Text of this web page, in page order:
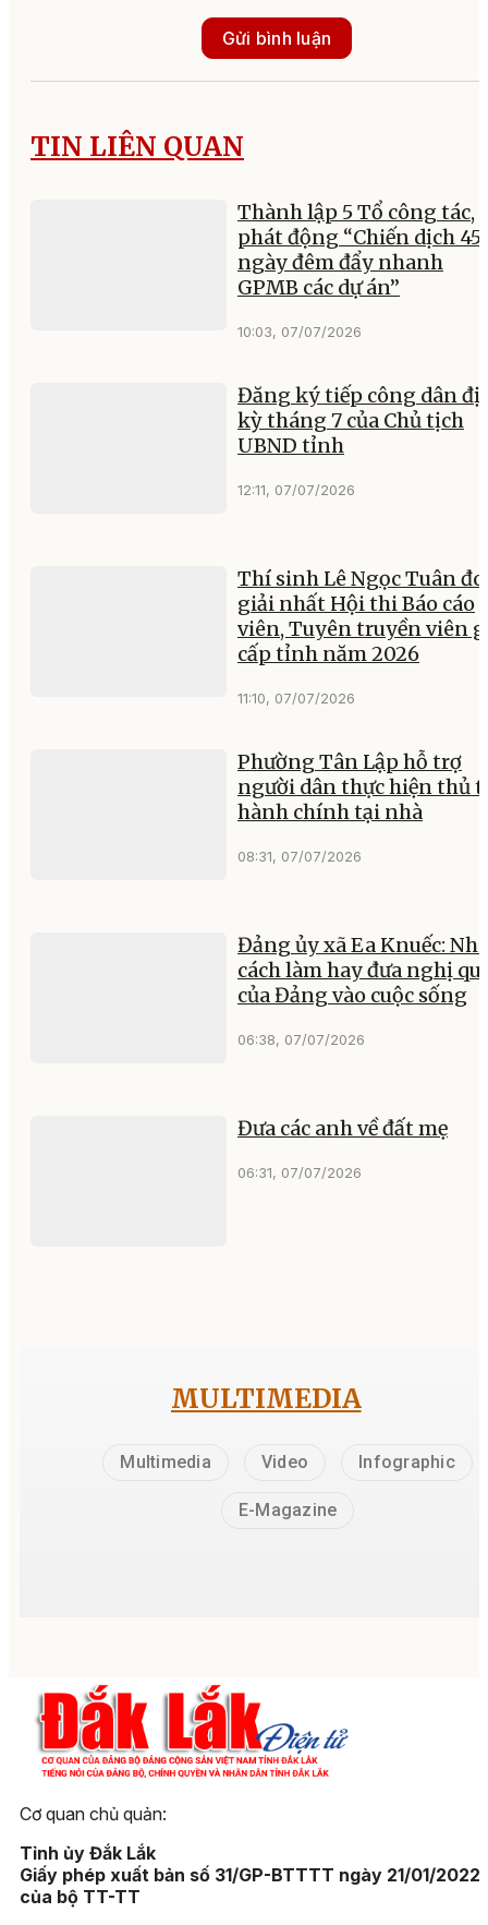
Gửi bình luận
TIN LIÊN QUAN
Thành lập 5 Tổ công tác,
phát động “Chiến dịch 45
ngày đêm đẩy nhanh
GPMB các dự án”
10:03, 07/07/2026
Đăng ký tiếp công dân
kỳ tháng 7 của Chủ tịch
UBND tỉnh
12:11, 07/07/2026
Thí sinh Lê Ngọc Tuân
giải nhất Hội thi Báo cáo
viên, Tuyên truyền viên
cấp tỉnh năm 2026
11:10, 07/07/2026
Phường Tân Lập hỗ trợ
người dân thực hiện thủ
hành chính tại nhà
08:31, 07/07/2026
Đảng ủy xã Ea Knuếc:
cách làm hay đưa nghị
của Đảng vào cuộc sống
06:38, 07/07/2026
Đưa các anh về đất mẹ
06:31, 07/07/2026
MULTIMEDIA
Multimedia Video Infographic
E-Magazine
Cơ quan chủ quản:
Tỉnh ủy Đắk Lắk
Giấy phép xuất bản số 31/GP-BTTTT ngày 21/01/2022
của bộ TT-TT